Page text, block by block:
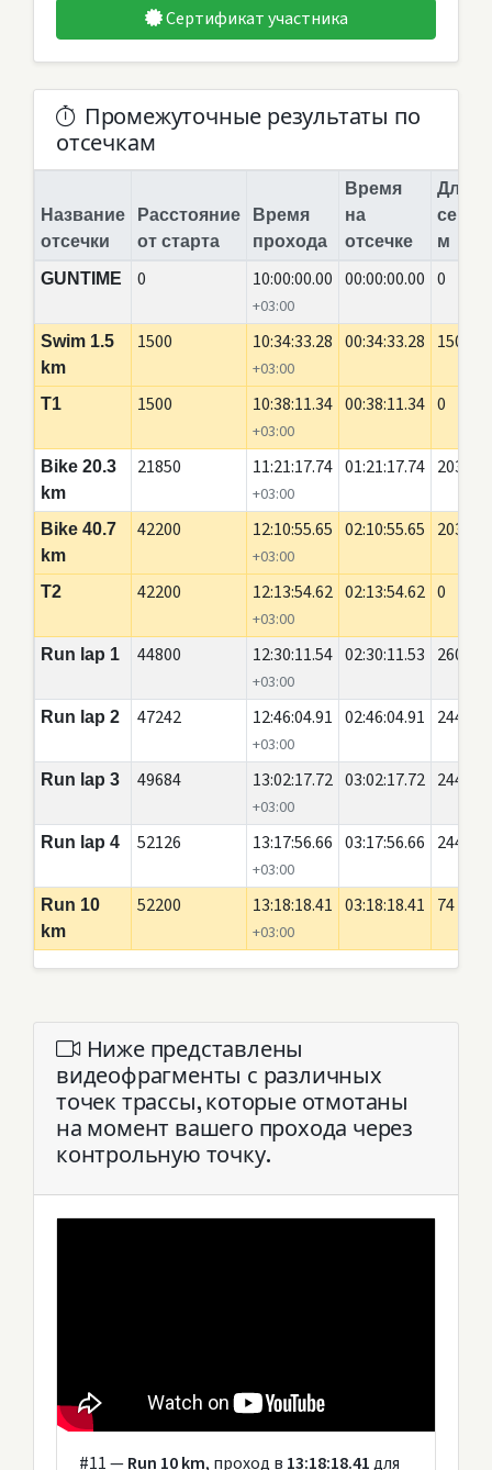
Сертификат участника
Промежуточные результаты по
отсечкам
Название
отсечки
Расстояние
от старта
Время
прохода
Время
на
отсечке
Длина
м
GUNTIME
0 10:00:00.00
+03:00
00:00:00.00 0
Swim 1.5
km
1500 10:34:33.28
+03:00
00:34:33.28 1500
T1 1500 10:38:11.34
+03:00
00:38:11.34 0
Bike 20.3
km
21850 11:21:17.74
+03:00
01:21:17.74 20350
Bike 40.7
km
42200 12:10:55.65
+03:00
02:10:55.65 20350
T2 42200 12:13:54.62
+03:00
02:13:54.62 0
Run lap 1 44800 12:30:11.54
+03:00
02:30:11.53 2600
Run lap 2 47242 12:46:04.91
+03:00
02:46:04.91 2442
Run lap 3 49684 13:02:17.72
+03:00
03:02:17.72 2442
Run lap 4 52126 13:17:56.66
+03:00
03:17:56.66 2442
Run 10
km
52200 13:18:18.41
+03:00
03:18:18.41 74
Ниже представлены
видеофрагменты с различных
точек трассы, которые отмотаны
на момент вашего прохода через
контрольную точку.
#11 —Run 10 km, проход в 13:18:18.41для